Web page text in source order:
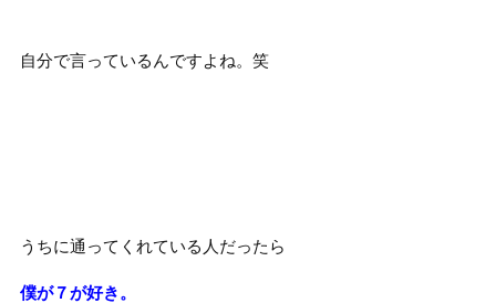
自分で言っているんですよね。笑
うちに通ってくれている人だったら
僕が７が好き。